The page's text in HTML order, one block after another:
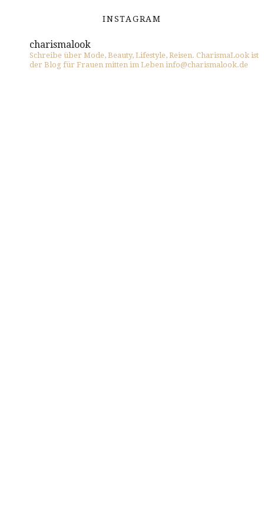
INSTAGRAM
charismalook
Schreibe über Mode, Beauty, Lifestyle, Reisen. CharismaLook ist
der Blog für Frauen mitten im Leben info@charismalook.de